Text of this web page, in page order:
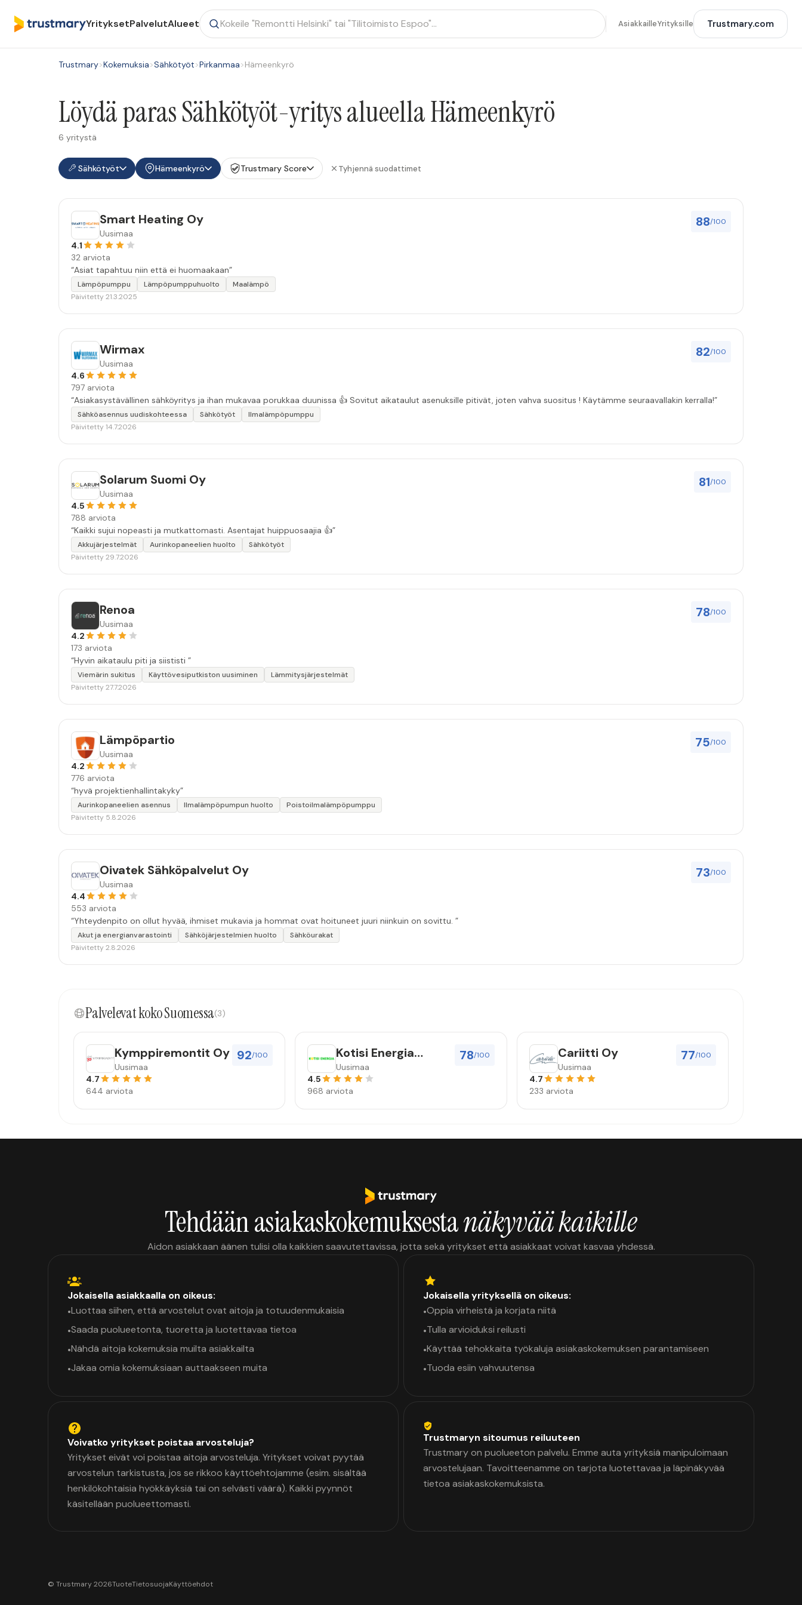
YrityksetPalvelutAlueet AsiakkailleYrityksille Trustmary.com
Trustmary>Kokemuksia>Sähkötyöt>Pirkanmaa>Hämeenkyrö
Löydä paras Sähkötyöt-yritys alueella Hämeenkyrö
6 yritystä
Sähkötyöt Hämeenkyrö Trustmary Score Tyhjennä suodattimet
88/100
Smart Heating Oy
Uusimaa
4.1
32 arviota
“Asiat tapahtuu niin että ei huomaakaan”
Lämpöpumppu Lämpöpumppuhuolto
Maalämpö
Päivitetty 21.3.2025
82/100
Wirmax
Uusimaa
4.6
797 arviota
“Asiakasystävällinen sähköyritys ja ihan mukavaa porukkaa duunissa 👍 Sovitut aikataulut asenuksille pitivät, joten vahva suositus ! Käytämme seuraavallakin kerralla!”
Sähköasennus uudiskohteessa Sähkötyöt
Ilmalämpöpumppu
Päivitetty 14.7.2026
81/100
Solarum Suomi Oy
Uusimaa
4.5
788 arviota
“Kaikki sujui nopeasti ja mutkattomasti. Asentajat huippuosaajia 👍”
Akkujärjestelmät Aurinkopaneelien huolto
Sähkötyöt
Päivitetty 29.7.2026
78/100
Renoa
Uusimaa
4.2
173 arviota
“Hyvin aikataulu piti ja siististi ”
Viemärin sukitus Käyttövesiputkiston uusiminen
Lämmitysjärjestelmät
Päivitetty 27.7.2026
75/100
Lämpöpartio
Uusimaa
4.2
776 arviota
“hyvä projektienhallintakyky”
Aurinkopaneelien asennus Ilmalämpöpumpun huolto
Poistoilmalämpöpumppu
Päivitetty 5.8.2026
73/100
Oivatek Sähköpalvelut Oy
Uusimaa
4.4
553 arviota
“Yhteydenpito on ollut hyvää, ihmiset mukavia ja hommat ovat hoituneet juuri niinkuin on sovittu. ”
Akut ja energianvarastointi Sähköjärjestelmien huolto
Sähköurakat
Päivitetty 2.8.2026
Palvelevat koko Suomessa(3)
92/100
Kymppiremontit Oy
Uusimaa
4.7
644 arviota
78/100
Kotisi Energia
Nordic Oy
Uusimaa
4.5
968 arviota
77/100
Cariitti Oy
Uusimaa
4.7
233 arviota
Tehdään asiakaskokemuksestanäkyvää kaikille
Aidon asiakkaan äänen tulisi olla kaikkien saavutettavissa, jotta sekä yritykset että asiakkaat voivat kasvaa yhdessä.
Jokaisella asiakkaalla on oikeus:
•Luottaa siihen, että arvostelut ovat aitoja ja totuudenmukaisia
•Saada puolueetonta, tuoretta ja luotettavaa tietoa
•Nähdä aitoja kokemuksia muilta asiakkailta
•Jakaa omia kokemuksiaan auttaakseen muita
Jokaisella yrityksellä on oikeus:
•Oppia virheistä ja korjata niitä
•Tulla arvioiduksi reilusti
•Käyttää tehokkaita työkaluja asiakaskokemuksen parantamiseen
•Tuoda esiin vahvuutensa
Voivatko yritykset poistaa arvosteluja?
Yritykset eivät voi poistaa aitoja arvosteluja. Yritykset voivat pyytää
arvostelun tarkistusta, jos se rikkoo käyttöehtojamme (esim. sisältää
henkilökohtaisia hyökkäyksiä tai on selvästi väärä). Kaikki pyynnöt
käsitellään puolueettomasti.
Trustmaryn sitoumus reiluuteen
Trustmary on puolueeton palvelu. Emme auta yrityksiä manipuloimaan
arvostelujaan. Tavoitteenamme on tarjota luotettavaa ja läpinäkyvää
tietoa asiakaskokemuksista.
© Trustmary 2026TuoteTietosuojaKäyttöehdot